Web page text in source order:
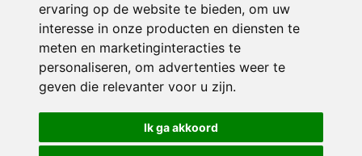
ervaring op de website te bieden, om uw
interesse in onze producten en diensten te
meten en marketinginteracties te
personaliseren, om advertenties weer te
geven die relevanter voor u zijn.
Ik ga akkoord
© 2026 De Hoeksteen | Alle rechten voorbehouden
Privacy policy|Disclaimer| Klachtenregeling|RSIN en Anbi
voorkeuren
Crealisatie The MindOffice